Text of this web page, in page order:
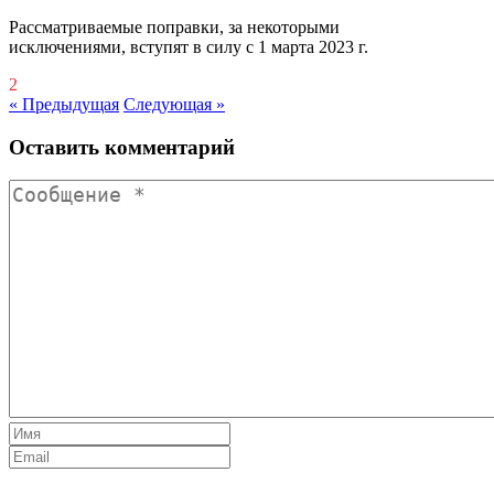
Рассматриваемые поправки, за некоторыми
исключениями, вступят в силу с 1 марта 2023 г.
2
« Предыдущая Следующая »
Оставить комментарий